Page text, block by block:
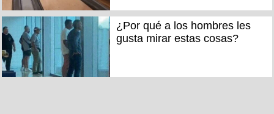
¿Por qué a los hombres les
gusta mirar estas cosas?